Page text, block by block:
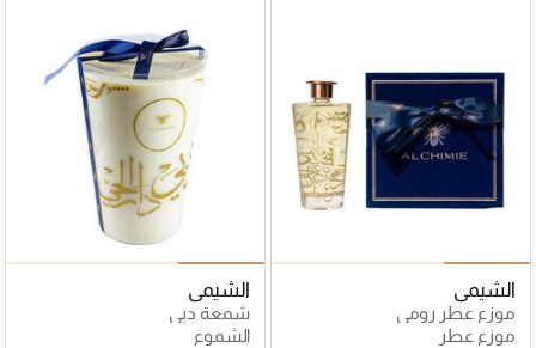
الشيمي
موزع عطر رومي
موزع عطر
الشيمي
شمعة دبي
الشموع